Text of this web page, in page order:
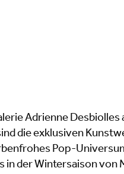
Adrienne Desbiolles
die exklusiven
Pop-
der Wintersaison von